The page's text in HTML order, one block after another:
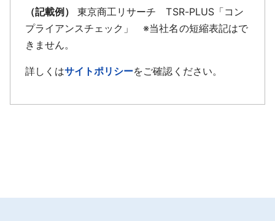
（記載例）
東京商工リサーチ TSR-PLUS「コン
プライアンスチェック」 ※当社名の短縮表記はで
きません。
詳しくはサイトポリシーをご確認ください。